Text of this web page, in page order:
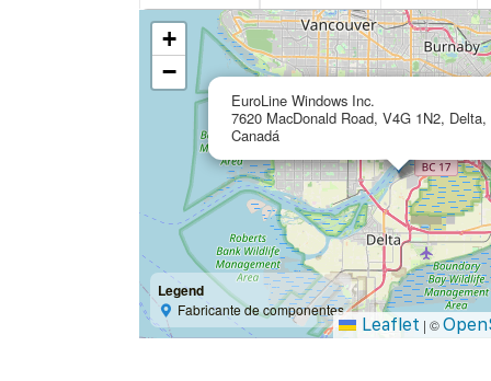
EuroLine Windows Inc.
7620 MacDonald Road, V4G 1N2,
Canadá
+
−
Legend
Fabricante de componentes
Leaflet | ©